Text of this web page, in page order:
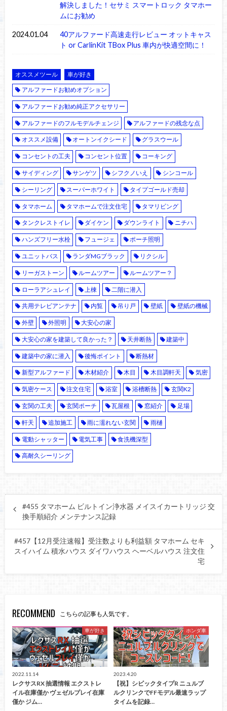
解決しました！セサミ スマートロック タマホー
ムにお勧め
2024.01.04
40アルファード高速走行レビュー オットキャス
ト or CarlinKit TBox Plus 車内が快適空間に！
オススメツール
車が好き
アルファードお勧めオプション
アルファードお勧め純正アクセサリー
アルファードのフルモデルチェンジ アルファードの残念な点
オススメ設備 オートンイクシード グラスウール
コンセントの工夫 コンセント位置 コーキング
サイディング サンゲツ シフクノいえ シンコール
シーリング スーパーホワイト タイプゴールド売却
タマホーム タマホームで注文住宅 タマリビング
タンクレストイレ ダイケン ダウンライト ニチハ
ハンズフリー水栓 フュージェ ポーチ照明
ユニットバス ランダMGブラック リクシル
リーガストーン ルームツアー ルームツアー？
ローラアシュレイ 上棟 二階に潜入
共用テレビアンテナ 内覧 吊り戸 壁紙 壁紙の機械
外壁 外照明 大安心の家
大安心の家を建築して良かった？ 天井断熱 建築中
建築中の家に潜入 後悔ポイント 断熱材
新型アルファード 木材紹介 木目 木目調軒天 気密
気密ケース 注文住宅 浴室 浴槽断熱 玄関K2
玄関の工夫 玄関ポーチ 瓦屋根 窓紹介 足場
軒天 追加施工 雨に濡れない玄関 雨樋
電動シャッター 電気工事 食洗機深型
高耐久シーリング
#455 タマホーム ビルトイン浄水器 メイスイカートリッジ 交
換手順紹介 メンテナンス記録
#457【12月受注速報】受注数よりも利益額 タマホーム セキ
スイハイム 積水ハウス ダイワハウス ヘーベルハウス 注文住
宅
RECOMMEND こちらの記事も人気です。
車が好き
2022.11.14
レクサスRX 抽選情報 エクストレ
イル在庫僅か ヴェゼルプレイ在庫
僅か ジム…
ホンダ車
2023.4.20
【祝】シビックタイプR ニュルブ
ルクリンクでFFモデル最速ラップ
タイムを記録…